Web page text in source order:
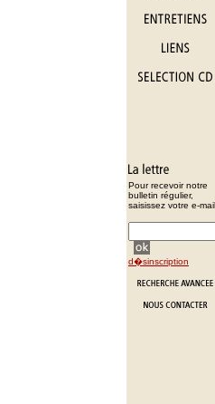
Pour recevoir notre
bulletin régulier,
saisissez votre e-
d�sinscription